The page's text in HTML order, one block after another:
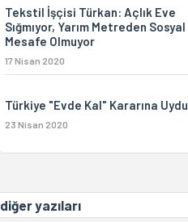
Tekstil İşçisi Türkan: Açlık Eve
Sığmıyor, Yarım Metreden Sosyal
Mesafe Olmuyor
17 Nisan 2020
Türkiye "Evde Kal" Kararına Uydu
23 Nisan 2020
diğer yazıları